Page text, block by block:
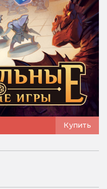
Купить